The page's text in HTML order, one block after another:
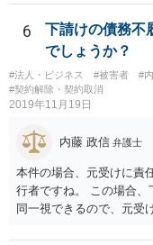
明できれば 信義則違反
ります。 3.請求額は妥
が損害となるというのが
6
下請けの債務不
でしょうか？
#法人・ビジネス #被害者 #
#契約解除・契約取消
2019年11月19日
内藤 政信 弁護士
本件の場合、元受けに責
行者ですね。 この場合、
同一視できるので、元受